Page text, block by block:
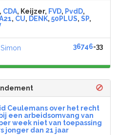
, CDA, Keijzer, FVD, PvdD,
, CU, DENK, 50PLUS, SP,
Simon
36746-33
Ceulemans over het recht
een arbeidsomvang van
week niet van toepassing
jonger dan 21 jaar